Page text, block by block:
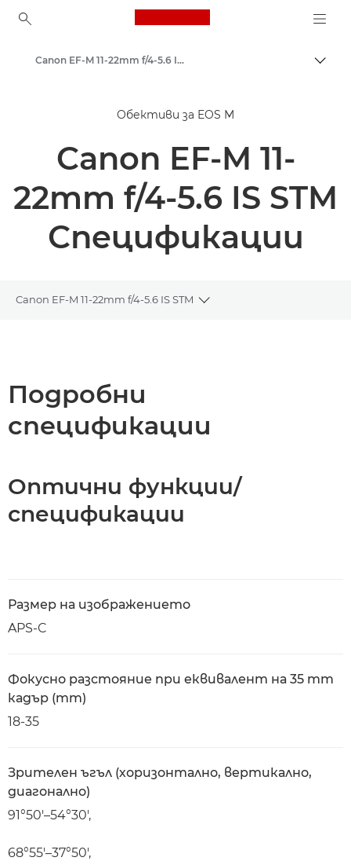
Canon Logo, back to
Обективи за фотоапарат Canon
Canon EF-M 11-22mm f/4-5.6 IS STM - Обективи – обективи за фотоапарати
Обективи за EOS M
Canon EF-M 11-
22mm f/4-5.6 IS STM
Спецификации
Canon EF-M 11-22mm f/4-5.6 IS STM
Toggle breadcrumbs
Подробни
спецификации
Оптични функции/
спецификации
Размер на изображението
APS-C
Фокусно разстояние при еквивалент на 35 mm
кадър (mm)
18-35
Зрителен ъгъл (хоризонтално, вертикално,
диагонално)
91°50′–54°30′,
68°55′–37°50′,